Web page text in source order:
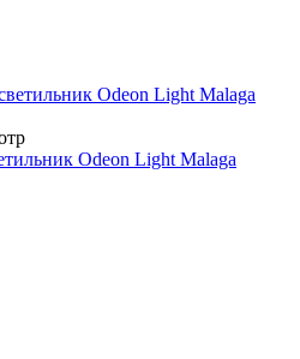
Odeon Light Malaga